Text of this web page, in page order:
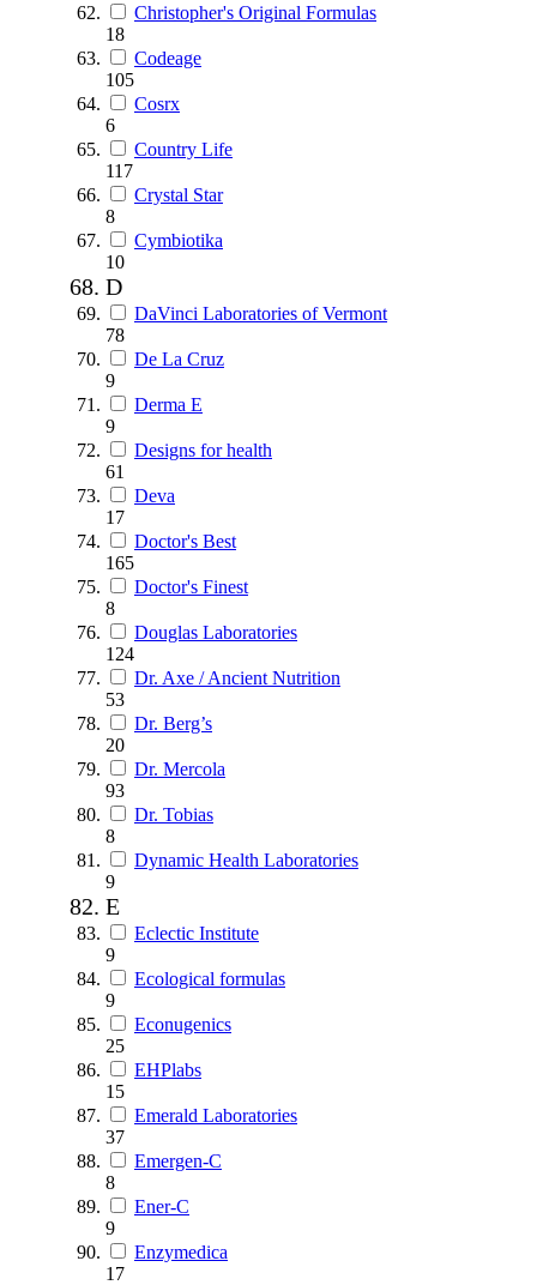
Christopher's Original Formulas
18
Codeage
105
Cosrx
6
Country Life
117
Crystal Star
8
Cymbiotika
10
D
DaVinci Laboratories of Vermont
78
De La Cruz
9
Derma E
9
Designs for health
61
Deva
17
Doctor's Best
165
Doctor's Finest
8
Douglas Laboratories
124
Dr. Axe / Ancient Nutrition
53
Dr. Berg’s
20
Dr. Mercola
93
Dr. Tobias
8
Dynamic Health Laboratories
9
E
Eclectic Institute
9
Ecological formulas
9
Econugenics
25
EHPlabs
15
Emerald Laboratories
37
Emergen-C
8
Ener-C
9
Enzymedica
17